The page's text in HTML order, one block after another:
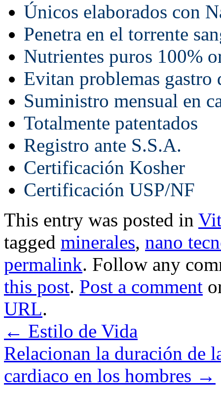
Únicos elaborados con
Penetra en el torrente
Nutrientes puros 100%
Evitan problemas gastro
Suministro mensual en
Totalmente patentados
Registro ante S.S.A.
Certificación Kosher
Certificación USP/NF
This entry was posted in
tagged minerales, nano
permalink. Follow any
this post. Post a comment
URL.
← Estilo de Vida
Relacionan la duración de
cardiaco en los hombres →